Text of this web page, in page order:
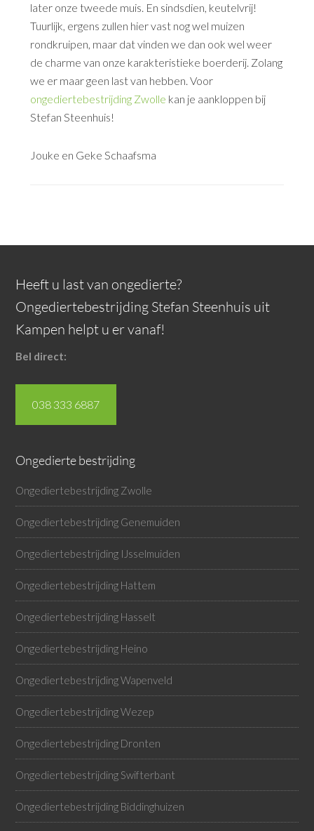
later onze tweede muis. En sindsdien, keutelvrij!
Tuurlijk, ergens zullen hier vast nog wel muizen
rondkruipen, maar dat vinden we dan ook wel weer
de charme van onze karakteristieke boerderij. Zolang
we er maar geen last van hebben. Voor
ongediertebestrijding Zwolle kan je aankloppen bij
Stefan Steenhuis!
Jouke en Geke Schaafsma
Heeft u last van ongedierte?
Ongediertebestrijding Stefan Steenhuis uit
Kampen helpt u er vanaf!
Bel direct:
038 333 6887
Ongedierte bestrijding
Ongediertebestrijding Zwolle
Ongediertebestrijding Genemuiden
Ongediertebestrijding IJsselmuiden
Ongediertebestrijding Hattem
Ongediertebestrijding Hasselt
Ongediertebestrijding Heino
Ongediertebestrijding Wapenveld
Ongediertebestrijding Wezep
Ongediertebestrijding Dronten
Ongediertebestrijding Swifterbant
Ongediertebestrijding Biddinghuizen